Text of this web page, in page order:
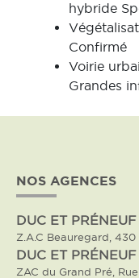
hybride
Confirmé
Voirie
Grandes
NOS AGENCES
DUC ET PRÉNEUF
Z.A.C Beauregard,
DUC ET
ZAC du Grand Pré,